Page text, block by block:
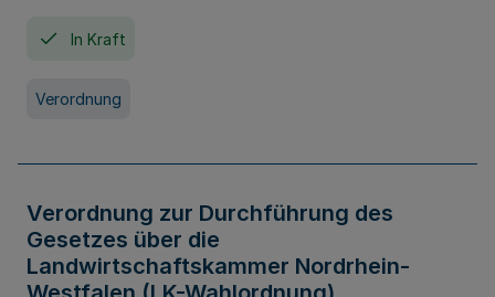
In Kraft
Verordnung
Verordnung zur Durchführung des
Gesetzes über die
Landwirtschaftskammer Nordrhein-